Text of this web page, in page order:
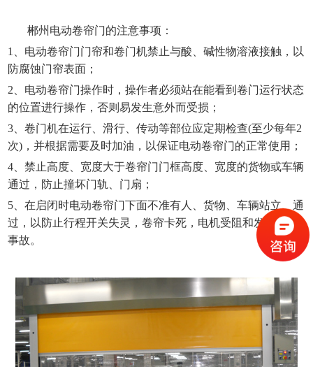
郴州电动卷帘门的注意事项：
1、电动卷帘门门帘和卷门机禁止与酸、碱性物溶液接触，以
防腐蚀门帘表面；
2、电动卷帘门操作时，操作者必须站在能看到卷门运行状态
的位置进行操作，否则易发生意外而受损；
3、卷门机在运行、滑行、传动等部位应定期检查(至少每年2
次)，并根据需要及时加油，以保证电动卷帘门的正常使用；
4、禁止高度、宽度大于卷帘门门框高度、宽度的货物或车辆
通过，防止撞坏门轨、门扇；
5、在启闭时电动卷帘门下面不准有人、货物、车辆站立、通
过，以防止行程开关失灵，卷帘卡死，电机受阻和发生其它
事故。